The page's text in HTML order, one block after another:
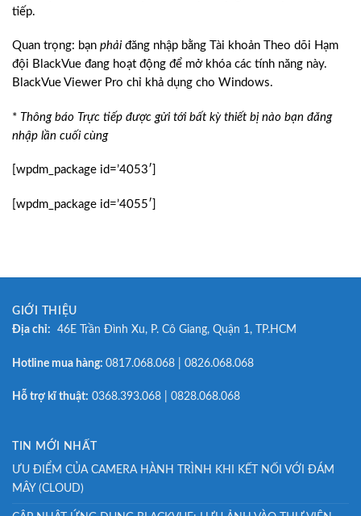
tiếp.
Quan trọng: bạn phảiđăng nhập bằng Tài khoản Theo dõi Hạm
đội BlackVue đang hoạt động để mở khóa các tính năng này.
BlackVue Viewer Pro chỉ khả dụng cho Windows.
* Thông báo Trực tiếp được gửi tới bất kỳ thiết bị nào bạn đăng
nhập lần cuối cùng
[wpdm_package id=’4053′]
[wpdm_package id=’4055′]
GIỚI THIỆU
Địa chỉ: 46E Trần Đình Xu, P. Cô Giang, Quận 1, TP.HCM
Hotline mua hàng: 0817.068.068 | 0826.068.068
Hỗ trợ kĩ thuật: 0368.393.068 | 0828.068.068
TIN MỚI NHẤT
ƯU ĐIỂM CỦA CAMERA HÀNH TRÌNH KHI KẾT NỐI VỚI ĐÁM
MÂY (CLOUD)